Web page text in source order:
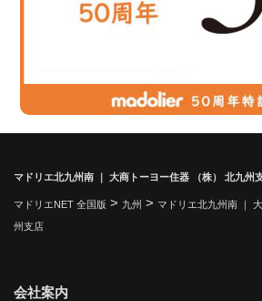
マドリエ北九州南 ｜ 大商トーヨー住器 （株） 北九州
マドリエNET 全国版 > 九州 > マドリエ北九州南 ｜
州支店
会社案内